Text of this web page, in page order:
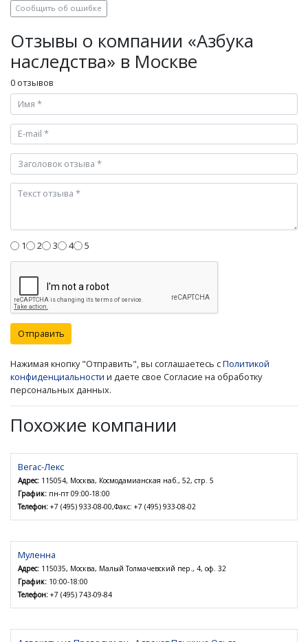
Сообщить об ошибке
Отзывы о компании «Азбука
наследства» в Москве
0 отзывов
1 2 3 4 5
Отправить
Нажимая кнопку "Отправить", вы соглашаетесь сПолитикой
конфиденциальности и даете свое Согласие на обработку
персональных данных.
Похожие компании
Вегас-Лекс
Адрес: 115054, Москва, Космодамианская наб., 52, стр. 5
График: пн-пт 09:00-18:00
Телефон: +7 (495) 933-08-00,Факс: +7 (495) 933-08-02
Муленна
Адрес: 115035, Москва, Малый Толмачевский пер., 4, оф. 32
График: 10:00-18:00
Телефон: +7 (495) 743-09-84